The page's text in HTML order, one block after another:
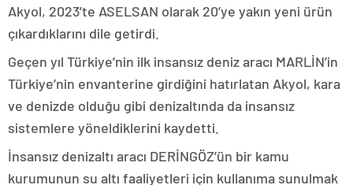
Akyol, 2023’te ASELSAN olarak 20’ye yakın yeni ürün
çıkardıklarını dile getirdi.
Geçen yıl Türkiye’nin ilk insansız deniz aracı MARLİN’in
Türkiye’nin envanterine girdiğini hatırlatan Akyol, kara
ve denizde olduğu gibi denizaltında da insansız
sistemlere yöneldiklerini kaydetti.
İnsansız denizaltı aracı DERİNGÖZ’ün bir kamu
kurumunun su altı faaliyetleri için kullanıma sunulmak